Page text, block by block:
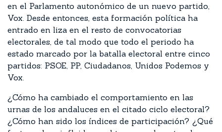
en el Parlamento autonómico de un nuevo partido,
Vox. Desde entonces, esta formación política ha
entrado en liza en el resto de convocatorias
electorales, de tal modo que todo el periodo ha
estado marcado por la batalla electoral entre cinco
partidos: PSOE, PP, Ciudadanos, Unidos Podemos y
Vox.
¿Cómo ha cambiado el comportamiento en las
urnas de los andaluces en el citado ciclo electoral?
¿Cómo han sido los índices de participación? ¿Qué